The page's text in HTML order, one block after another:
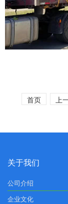
首页 上
关于我们
公司介绍
企业文化